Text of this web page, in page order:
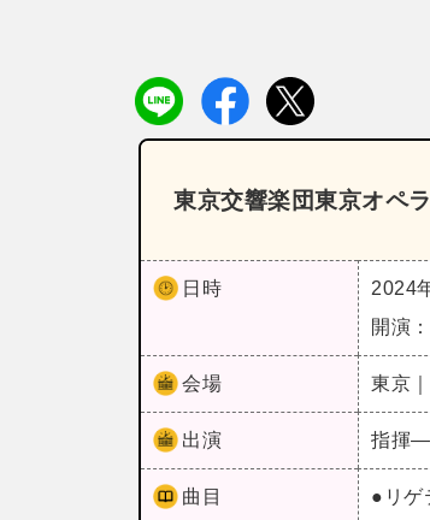
東京交響楽団東京オペ
日時
2024
開演
会場 東京｜
出演 指揮
曲目
●リゲ